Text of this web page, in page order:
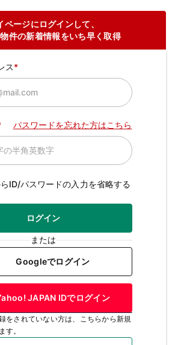
ページにログインして、
件の新着情報をいち早く取得
ス
パスワードを忘れた方はこちら
ID/パスワードの入力を省略する
ログイン
または
Googleでログイン
JAPAN IDでログイン
をされていない方は、こちらから新規
す。